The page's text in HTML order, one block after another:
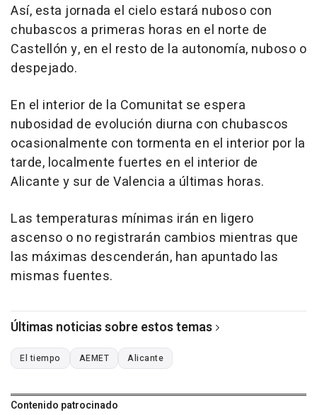
Así, esta jornada el cielo estará nuboso con
chubascos a primeras horas en el norte de
Castellón y, en el resto de la autonomía, nuboso o
despejado.
En el interior de la Comunitat se espera
nubosidad de evolución diurna con chubascos
ocasionalmente con tormenta en el interior por la
tarde, localmente fuertes en el interior de
Alicante y sur de Valencia a últimas horas.
Las temperaturas mínimas irán en ligero
ascenso o no registrarán cambios mientras que
las máximas descenderán, han apuntado las
mismas fuentes.
Últimas noticias sobre estos temas
El tiempo AEMET Alicante
Contenido patrocinado